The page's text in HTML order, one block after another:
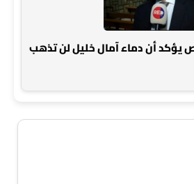
يؤكد أن دماء آمال خليل لن تذهب